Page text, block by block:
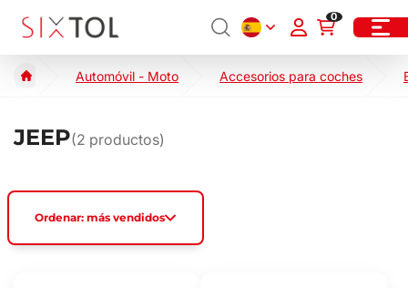
0
Automóvil - Moto Accesorios para coches
JEEP(2 productos)
Ordenar: más vendidos